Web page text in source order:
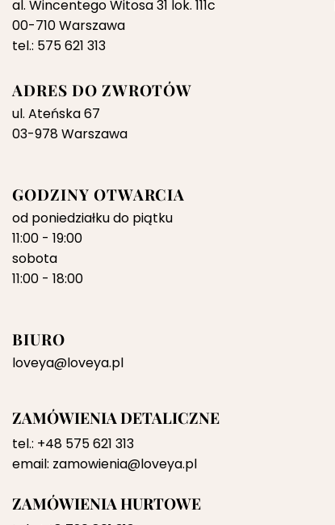
al. Wincentego Witosa 31 lok. 111c
00-710 Warszawa
tel.: 575 621 313
ADRES DO ZWROTÓW
ul. Ateńska 67
03-978 Warszawa
GODZINY OTWARCIA
od poniedziałku do piątku
11:00 - 19:00
sobota
11:00 - 18:00
BIURO
loveya@loveya.pl
ZAMÓWIENIA DETALICZNE
tel.: +48 575 621 313
email: zamowienia@loveya.pl
ZAMÓWIENIA HURTOWE